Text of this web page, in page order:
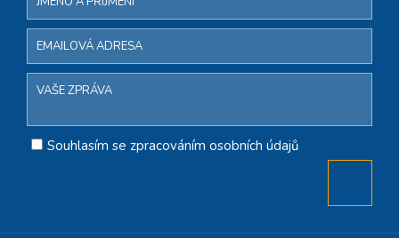
Souhlasím se zpracováním osobních údajů